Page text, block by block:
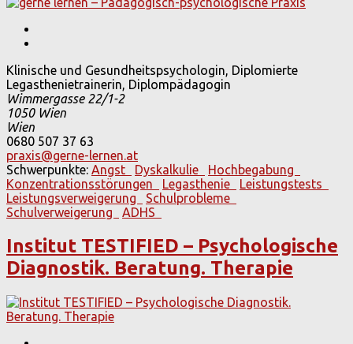
Klinische und Gesundheitspsychologin, Diplomierte
Legasthenietrainerin, Diplompädagogin
Wimmergasse 22/1-2
1050Wien
Wien
0680 507 37 63
praxis@gerne-lernen.at
Schwerpunkte: Angst Dyskalkulie
Hochbegabung
Konzentrationsstörungen
Legasthenie
Leistungstests
Leistungsverweigerung
Schulprobleme
Schulverweigerung
ADHS
Institut TESTIFIED – Psychologische
Diagnostik. Beratung. Therapie